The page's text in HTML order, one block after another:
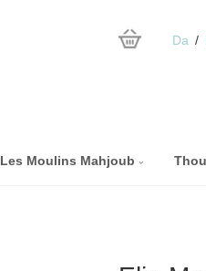
Da
Les Moulins Mahjoub